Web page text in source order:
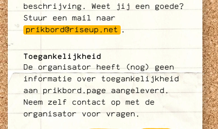
beschrijving. Weet jij een goede?
Stuur een mail naar
prikbord@riseup.net .
Toegankelijkheid
De organisator heeft (nog) geen
informatie over toegankelijkheid
aan prikbord.page aangeleverd.
Neem zelf contact op met de
organisator voor vragen.